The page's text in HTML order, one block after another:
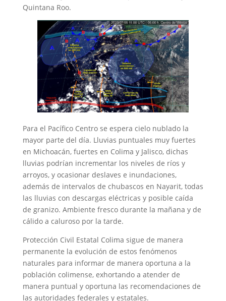
Quintana Roo.
Para el Pacífico Centro se espera cielo nublado la
mayor parte del día. Lluvias puntuales muy fuertes
en Michoacán, fuertes en Colima y Jalisco, dichas
lluvias podrían incrementar los niveles de ríos y
arroyos, y ocasionar deslaves e inundaciones,
además de intervalos de chubascos en Nayarit, todas
las lluvias con descargas eléctricas y posible caída
de granizo. Ambiente fresco durante la mañana y de
cálido a caluroso por la tarde.
Protección Civil Estatal Colima sigue de manera
permanente la evolución de estos fenómenos
naturales para informar de manera oportuna a la
población colimense, exhortando a atender de
manera puntual y oportuna las recomendaciones de
las autoridades federales y estatales.